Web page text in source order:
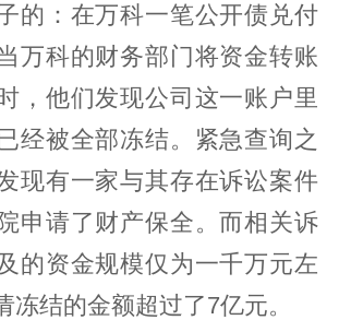
的：在万科一笔公开债兑付
万科的财务部门将资金转账
，他们发现公司这一账户里
经被全部冻结。紧急查询之
现有一家与其存在诉讼案件
申请了财产保全。而相关诉
的资金规模仅为一千万元左
冻结的金额超过了7亿元。